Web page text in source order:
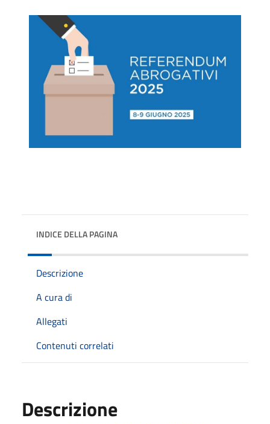
INDICE DELLA PAGINA
Descrizione
A cura di
Allegati
Contenuti correlati
Descrizione